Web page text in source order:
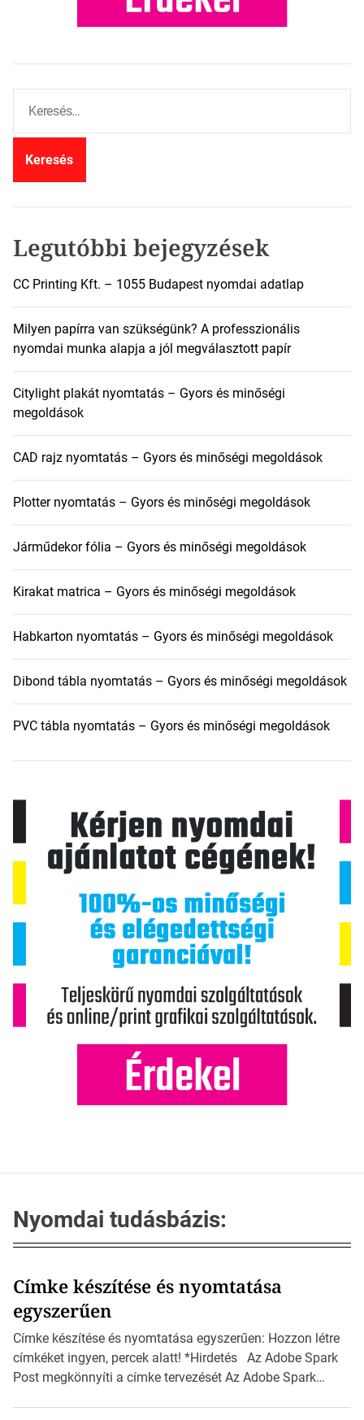
r
Legutóbbi bejegyzések
CC Printing Kft. – 1055 Budapest nyomdai adatlap
Milyen papírra van szükségünk? A professzionális
nyomdai munka alapja a jól megválasztott papír
Citylight plakát nyomtatás – Gyors és minőségi
megoldások
CAD rajz nyomtatás – Gyors és minőségi megoldások
Plotter nyomtatás – Gyors és minőségi megoldások
Járműdekor fólia – Gyors és minőségi megoldások
Kirakat matrica – Gyors és minőségi megoldások
Habkarton nyomtatás – Gyors és minőségi megoldások
Dibond tábla nyomtatás – Gyors és minőségi megoldások
PVC tábla nyomtatás – Gyors és minőségi megoldások
Nyomdai tudásbázis:
Címke készítése és nyomtatása
egyszerűen
Címke készítése és nyomtatása egyszerűen: Hozzon létre
címkéket ingyen, percek alatt! *Hirdetés Az Adobe Spark
Post megkönnyíti a címke tervezését Az Adobe Spark